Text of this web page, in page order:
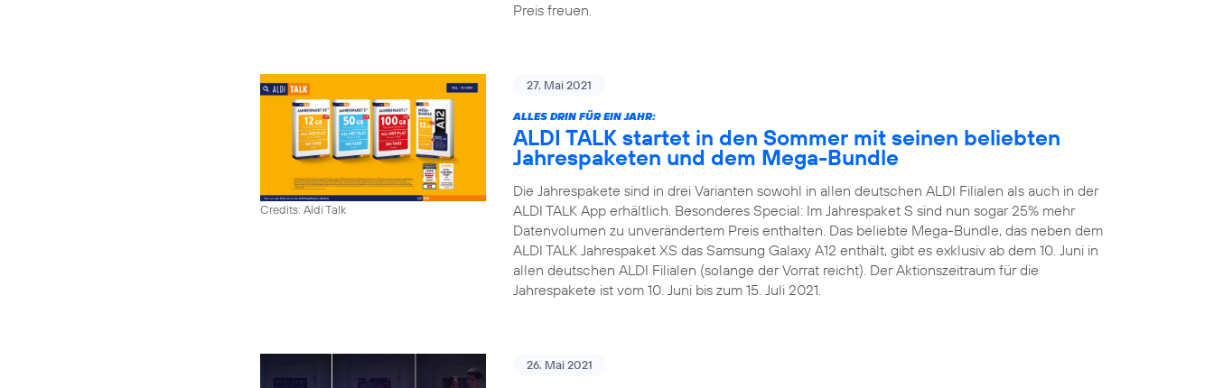
Preis freuen.
Credits: Aldi Talk
27. Mai 2021
ALLES DRIN FÜR EIN JAHR:
ALDI TALK startet in den Sommer mit seinen beliebten
Jahrespaketen und dem Mega-Bundle
Die Jahrespakete sind in drei Varianten sowohl in allen deutschen ALDI Filialen als auch in der
ALDI TALK App erhältlich. Besonderes Special: Im Jahrespaket S sind nun sogar 25% mehr
Datenvolumen zu unverändertem Preis enthalten. Das beliebte Mega-Bundle, das neben dem
ALDI TALK Jahrespaket XS das Samsung Galaxy A12 enthält, gibt es exklusiv ab dem 10. Juni in
allen deutschen ALDI Filialen (solange der Vorrat reicht). Der Aktionszeitraum für die
Jahrespakete ist vom 10. Juni bis zum 15. Juli 2021.
26. Mai 2021